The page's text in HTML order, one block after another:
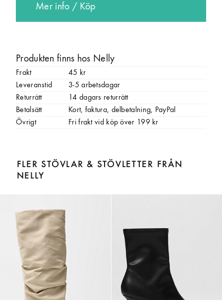
Mer info / Köp
Produkten finns hos Nelly
Frakt
45 kr
Leveranstid
3-5 arbetsdagar
Returrätt
14 dagars returrätt
Betalsätt
Kort, faktura, delbetalning, PayPal
Övrigt
Fri frakt vid köp över 199 kr
FLER STÖVLAR & STÖVLETTER FRÅN
NELLY